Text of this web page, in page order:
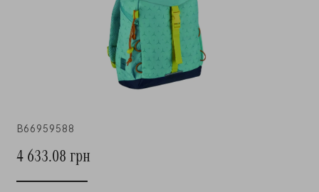
B66959588
4 633.08 грн